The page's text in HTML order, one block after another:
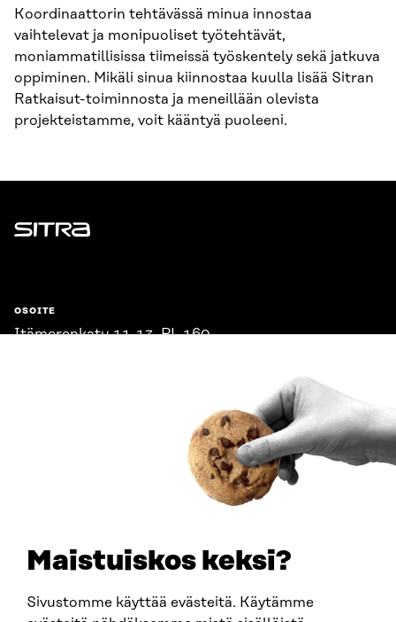
Maistuiskos keksi?
Sivustomme käyttää evästeitä. Käytämme
Koordinaattorin tehtävässä minua innostaa
vaihtelevat ja monipuoliset työtehtävät,
moniammatillisissa tiimeissä työskentely sekä jatkuva
oppiminen. Mikäli sinua kiinnostaa kuulla lisää Sitran
Ratkaisut-toiminnosta ja meneillään olevista
projekteistamme, voit kääntyä puoleeni.
Sitra
OSOITE
Itämerenkatu 11-13, PL 160,
SITRA SOSIAALISESSA MEDIASSA